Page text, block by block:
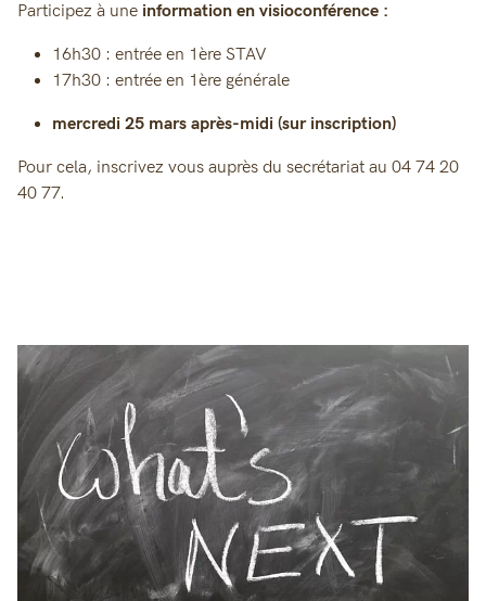
Participez à une information en visioconférence :
16h30 : entrée en 1ère STAV
17h30 : entrée en 1ère générale
mercredi 25 mars après-midi (sur inscription)
Pour cela, inscrivez vous auprès du secrétariat au 04 74 20
40 77.